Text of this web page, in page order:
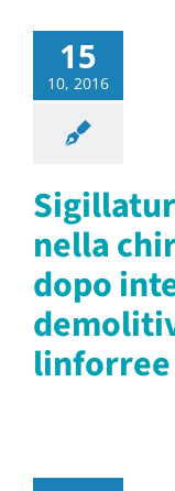
15
10, 2016
nella
dopo